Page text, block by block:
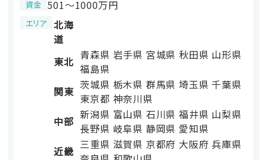
資金 501〜1000万円
エリア
北海
道
東北 青森県 岩手県 宮城県 秋田県 山形県
福島県
関東 茨城県 栃木県 群馬県 埼玉県 千葉県
東京都 神奈川県
中部 新潟県 富山県 石川県 福井県 山梨県
長野県 岐阜県 静岡県 愛知県
近畿 三重県 滋賀県 京都府 大阪府 兵庫県